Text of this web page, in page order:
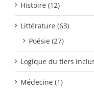
Histoire (12)
Littérature (63)
Poésie (27)
Logique du tiers
Médecine (1)